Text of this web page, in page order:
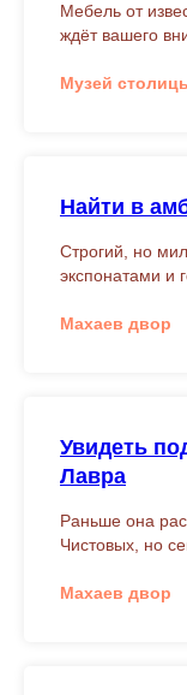
Мебель от
ждёт вашего
Музей
Найти в
Строгий, но
экспонатами и
Махаев двор
Увидеть
Лавра
Раньше она
Чистовых, но
Махаев двор